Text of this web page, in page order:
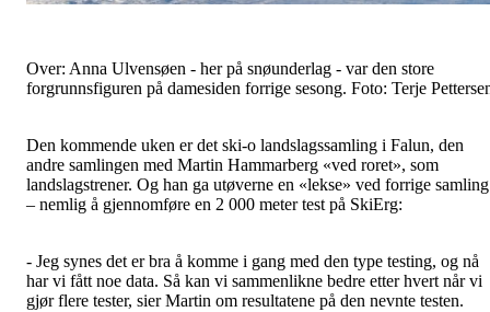
Over: Anna Ulvensøen - her på snøunderlag - var den store
forgrunnsfiguren på damesiden forrige sesong. Foto: Terje
Den kommende uken er det ski-o landslagssamling i Falun, den
andre samlingen med Martin Hammarberg «ved roret», som
landslagstrener. Og han ga utøverne en «lekse» ved forrige samling
– nemlig å gjennomføre en 2 000 meter test på SkiErg:
- Jeg synes det er bra å komme i gang med den type testing, og nå
har vi fått noe data. Så kan vi sammenlikne bedre etter hvert når vi
gjør flere tester, sier Martin om resultatene på den nevnte testen.